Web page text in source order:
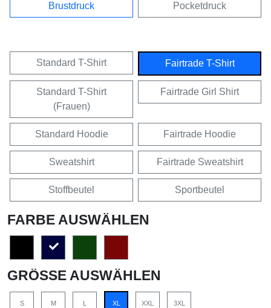
Brustdruck Pocketdruck
Standard T-Shirt Fairtrade T-Shirt
Standard T-Shirt
(Frauen)
Fairtrade Girl Shirt
Standard Hoodie Fairtrade Hoodie
Sweatshirt Fairtrade Sweatshirt
Stoffbeutel Sportbeutel
FARBE AUSWÄHLEN
GRÖSSE AUSWÄHLEN
S M XL XXL 3XL